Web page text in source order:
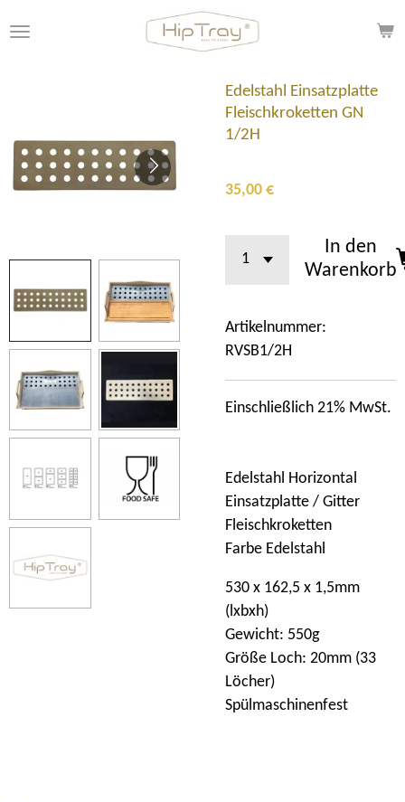
Hauptinhalt
Edelstahl Einsatzplatte
Fleischkroketten GN
1/2H
35,00 €
In den
Warenkorb
Artikelnummer:
RVSB1/2H
Einschließlich 21% MwSt.
Edelstahl Horizontal
Einsatzplatte / Gitter
Fleischkroketten
Farbe Edelstahl
530 x 162,5 x 1,5mm
(lxbxh)
Gewicht: 550g
Größe Loch: 20mm (33
Löcher)
Spülmaschinenfest